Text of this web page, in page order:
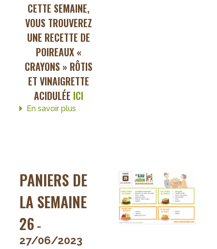
CETTE SEMAINE,
VOUS TROUVEREZ
UNE RECETTE DE
POIREAUX «
CRAYONS » RÔTIS
ET VINAIGRETTE
ACIDULÉE ICI
En savoir plus
PANIERS DE
LA SEMAINE
26 -
27/06/2023